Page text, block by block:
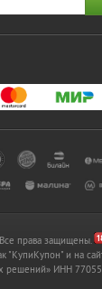
права защищены.
"КупиКупон" и на
решений» ИНН